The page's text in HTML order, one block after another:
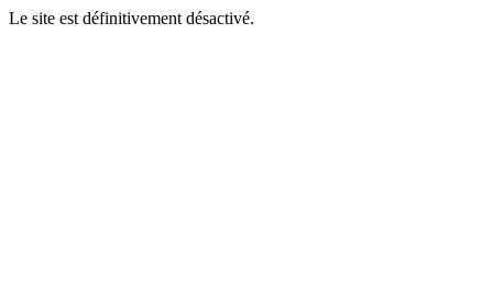
Le site est définitivement désactivé.